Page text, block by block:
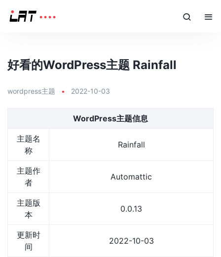
好看的WordPress主题 Rainfall
wordpress主题 • 2022-10-03
WordPress主题信息
主题名
称
Rainfall
主题作
者
Automattic
主题版
本
0.0.13
更新时
间
2022-10-03